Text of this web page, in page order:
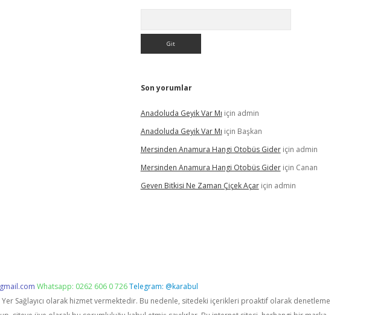
Son yorumlar
Anadoluda Geyik Var Mı için admin
Anadoluda Geyik Var Mı için Başkan
Mersinden Anamura Hangi Otobüs Gideriçin admin
Mersinden Anamura Hangi Otobüs Gideriçin Canan
Geven Bitkisi Ne Zaman Çiçek Açariçin admin
Whatsapp: 0262 606 0 726Telegram: @karabul
Sağlayıcı olarak hizmet vermektedir. Bu nedenle, sitedeki içerikleri proaktif olarak denetleme